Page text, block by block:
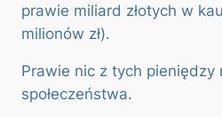
prawie miliard złotych w
milionów zł).
Prawie nic z tych pieniędzy
społeczeństwa.